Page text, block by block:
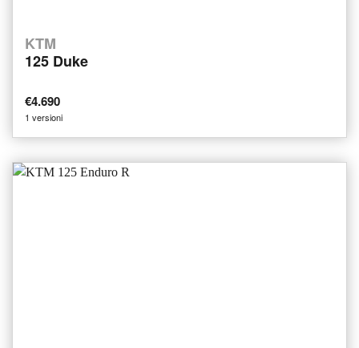
KTM
125 Duke
€4.690
1 versioni